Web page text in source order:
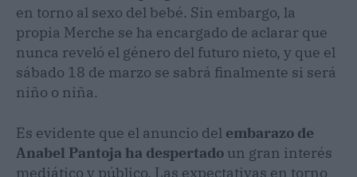
en torno al sexo del bebé. Sin embargo, la
propia Merche se ha encargado de aclarar que
nunca reveló el género del futuro nieto, y que el
sábado 18 de marzo se sabrá finalmente si será
niño o niña.
Es evidente que el anuncio del embarazo de
Anabel Pantoja ha despertado un gran interés
mediático y público. Las expectativas en torno